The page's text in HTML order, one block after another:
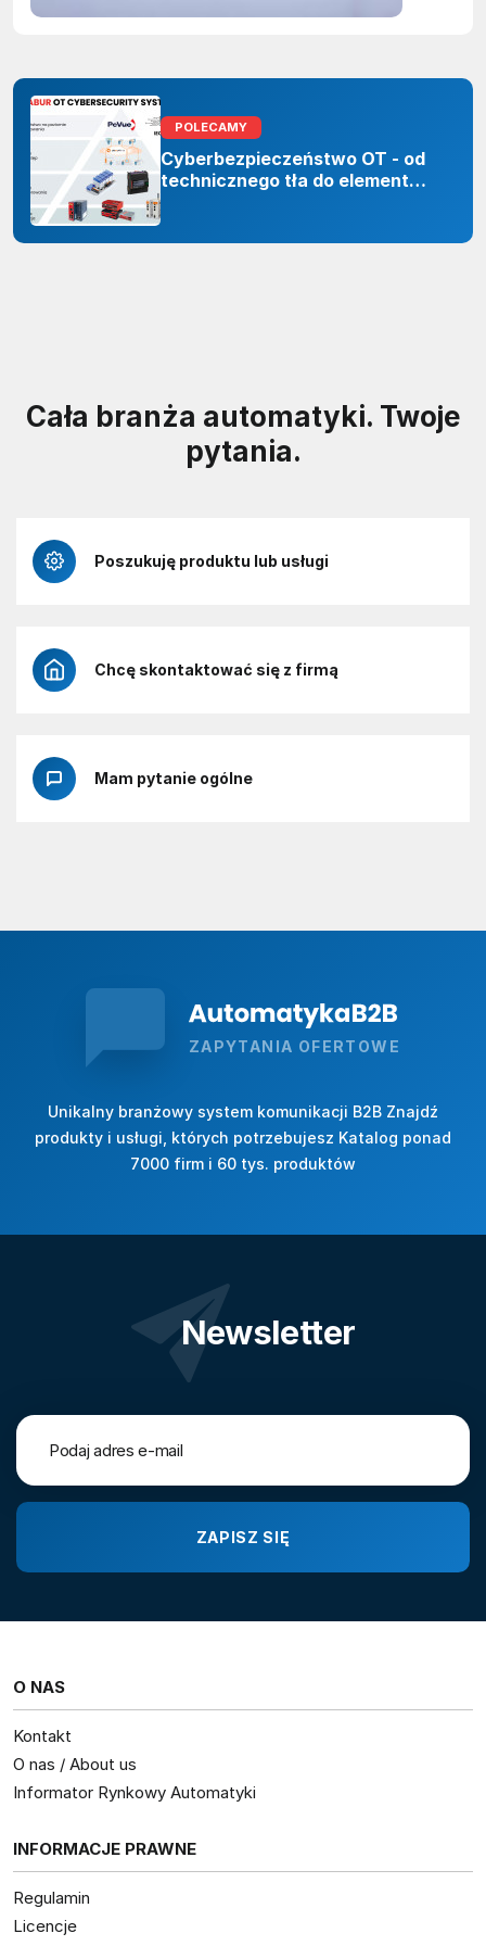
POLECAMY
Cyberbezpieczeństwo OT - od
technicznego tła do elementu
Cała branża automatyki. Twoje
pytania.
Poszukuję produktu lub usługi
Chcę skontaktować się z firmą
Mam pytanie ogólne
ZAPYTANIA OFERTOWE
Unikalny branżowy system komunikacji B2B Znajdź
produkty i usługi, których potrzebujesz Katalog ponad
7000 firm i 60 tys. produktów
Newsletter
O NAS
Kontakt
O nas / About us
Informator Rynkowy Automatyki
INFORMACJE PRAWNE
Regulamin
Licencje